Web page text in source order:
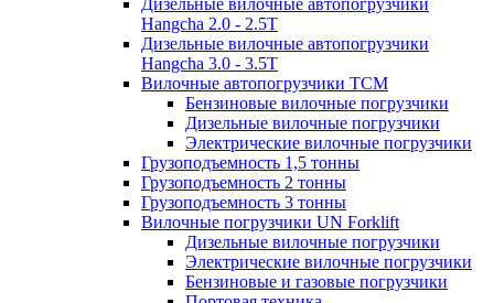
Дизельные вилочные автопогрузчики
Hangcha 2.0 - 2.5T
Дизельные вилочные автопогрузчики
Hangcha 3.0 - 3.5Т
Вилочные автопогрузчики TCM
Бензиновые вилочные погрузчики
Дизельные вилочные погрузчики
Электрические вилочные погрузчики
Грузоподъемность 1,5 тонны
Грузоподъемность 2 тонны
Грузоподъемность 3 тонны
Вилочные погрузчики UN Forklift
Дизельные вилочные погрузчики
Электрические вилочные погрузчики
Бензиновые и газовые погрузчики